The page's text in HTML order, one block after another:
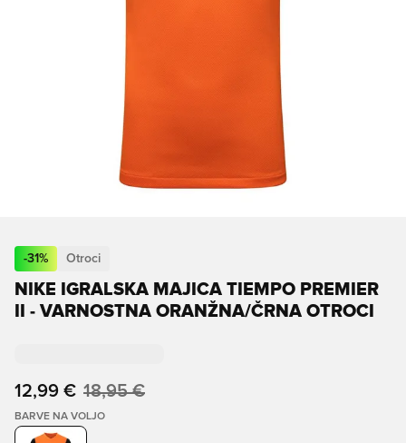
-31% Otroci
NIKE IGRALSKA MAJICA TIEMPO PREMIER
II - VARNOSTNA ORANŽNA/ČRNA OTROCI
12,99 € 18,95 €
BARVE NA VOLJO